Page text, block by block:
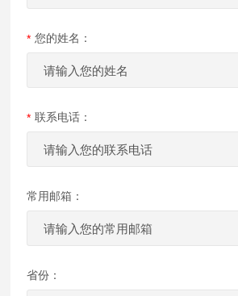
您的姓名：
联系电话：
常用邮箱：
省份：